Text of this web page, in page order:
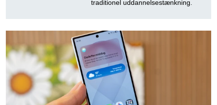
traditionel uddannelsestænkning.